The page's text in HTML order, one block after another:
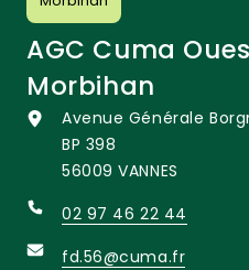
AGC Cuma
Morbihan
Avenue Générale
BP 398
56009 VANNES
02 97 46 22 44
fd.56@cuma.fr